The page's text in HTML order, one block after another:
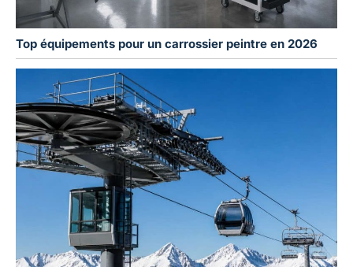
Top équipements pour un carrossier peintre en 2026